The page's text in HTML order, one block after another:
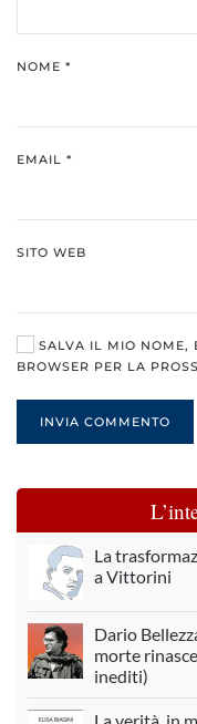
NOME *
EMAIL *
SITO WEB
SALVA IL MIO NOME,
BROWSER PER LA
INVIA COMMENTO
La
a Vittorini
Dario
morte
inediti)